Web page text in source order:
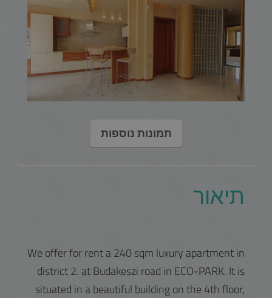
תמונות נוספות
תיאור
We offer for rent a 240 sqm luxury apartment in
district 2. at Budakeszi road in ECO-PARK. It is
situated in a beautiful building on the 4th floor,